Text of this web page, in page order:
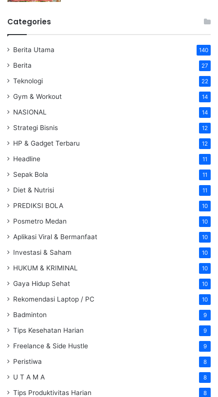
Categories
Berita Utama 140
Berita 27
Teknologi 22
Gym & Workout 14
NASIONAL 14
Strategi Bisnis 12
HP & Gadget Terbaru 12
Headline 11
Sepak Bola 11
Diet & Nutrisi 11
PREDIKSI BOLA 10
Posmetro Medan 10
Aplikasi Viral & Bermanfaat 10
Investasi & Saham 10
HUKUM & KRIMINAL 10
Gaya Hidup Sehat 10
Rekomendasi Laptop / PC 10
Badminton 9
Tips Kesehatan Harian 9
Freelance & Side Hustle 9
Peristiwa 8
U T A M A 8
Tips Produktivitas Harian 8